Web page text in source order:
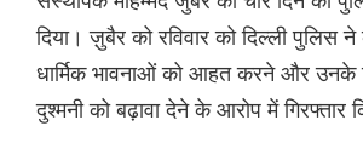
दिया। ज़ुबैर को रविवार को दिल्ली पुलिस
धार्मिक भावनाओं को आहत करने और उनके
दुश्मनी को बढ़ावा देने के आरोप में गिरफ्तार